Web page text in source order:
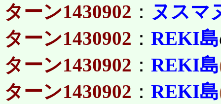
ターン1430902 ： ヌスマ
ターン1430902 ： REKI島
ターン1430902 ： REKI島
ターン1430902 ： REKI島